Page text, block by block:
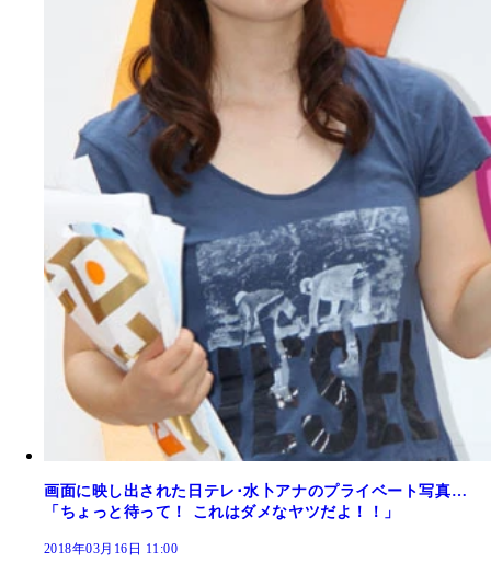
画面に映し出された日テレ･水卜アナのプライベート写真…
「ちょっと待って！ これはダメなヤツだよ！！」
2018年03月16日 11:00